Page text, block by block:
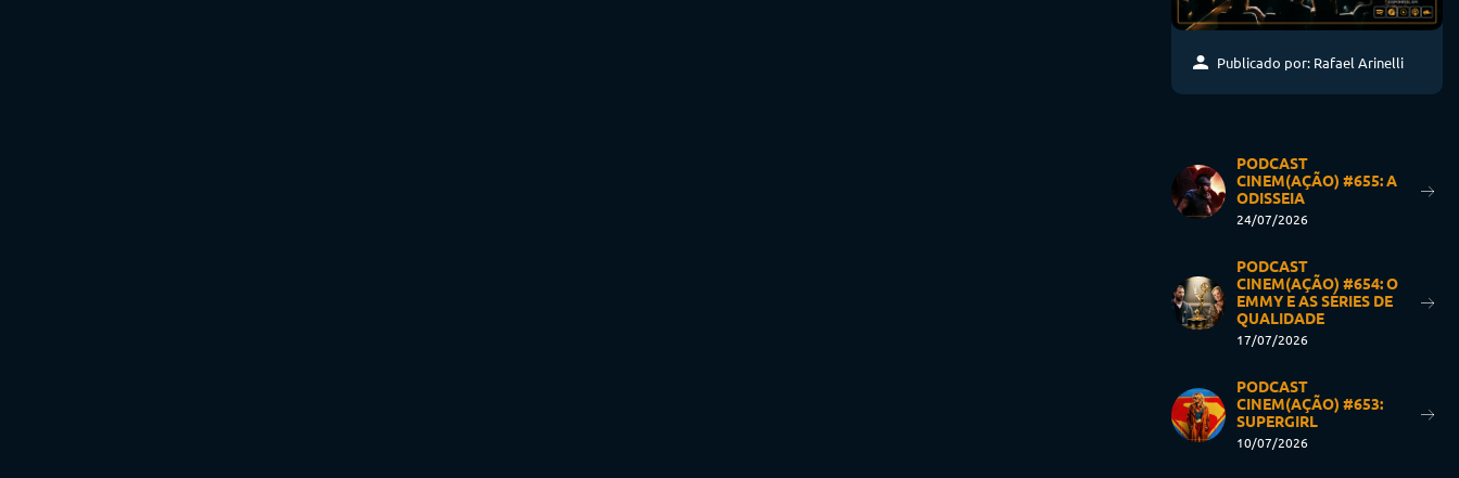
Publicado por: Rafael Arinelli
PODCAST
CINEM(AÇÃO) #655: A
ODISSEIA
24/07/2026
PODCAST
CINEM(AÇÃO) #654: O
EMMY E AS SÉRIES DE
QUALIDADE
17/07/2026
PODCAST
CINEM(AÇÃO) #653:
SUPERGIRL
10/07/2026